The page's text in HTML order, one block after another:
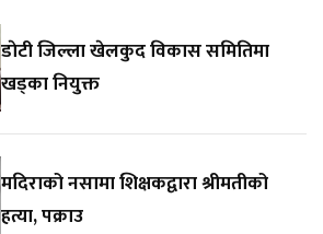
डाेटी जिल्ला खेलकुद विकास समितिमा
खड्का नियुक्त
मदिराको नसामा शिक्षकद्वारा श्रीमतीको
हत्या, पक्राउ